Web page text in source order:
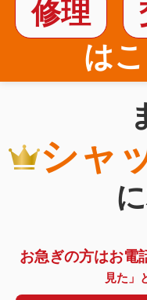
修理
は
シャ
お急ぎの方はお電
見た」